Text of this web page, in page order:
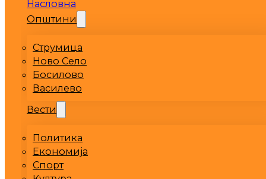
Насловна
Општини
Струмица
Ново Село
Босилово
Василево
Вести
Политика
Економија
Спорт